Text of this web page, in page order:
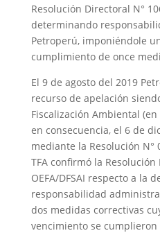
Resolución Directoral N°
determinando
Petroperú, imponiéndole
cumplimiento de once
El 9 de agosto del 2019
recurso de apelación
Fiscalización Ambiental (en
en consecuencia, el 6 de
mediante la Resolución N°
TFA confirmó la
OEFA/DFSAI respecto a la
responsabilidad
dos medidas correctivas
vencimiento se